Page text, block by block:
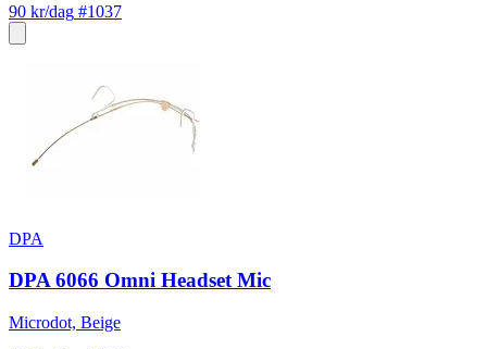
90 kr/dag #1037
DPA
DPA 6066 Omni Headset Mic
Microdot, Beige